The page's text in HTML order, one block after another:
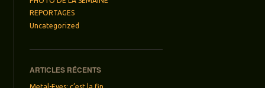
REPORTAGES
Uncategorized
ARTICLES RÉCENTS